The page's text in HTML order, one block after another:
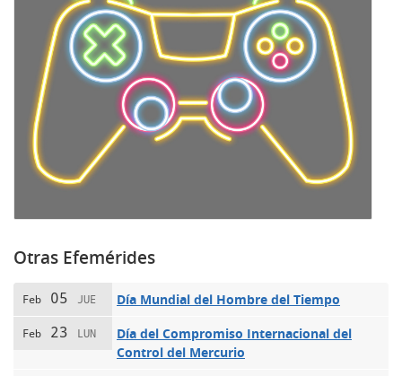
Otras Efemérides
Feb 05 JUE Día Mundial del Hombre del Tiempo
Feb 23 LUN
Día del Compromiso Internacional del
Control del Mercurio